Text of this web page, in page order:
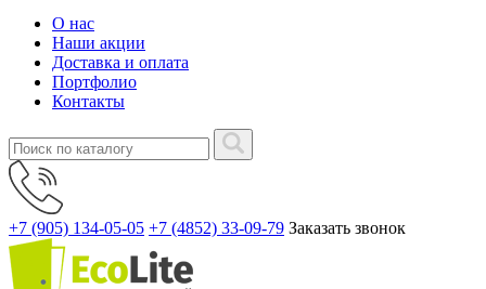
О нас
Наши акции
Доставка и оплата
Портфолио
Контакты
+7 (905) 134-05-05 +7 (4852) 33-09-79 Заказать звонок